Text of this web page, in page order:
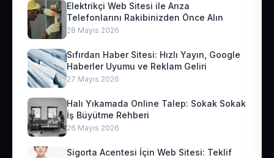
Elektrikçi Web Sitesi ile Arıza
Telefonlarını Rakibinizden Önce Alın
28 Mayıs 2026
Sıfırdan Haber Sitesi: Hızlı Yayın, Google
Haberler Uyumu ve Reklam Geliri
27 Mayıs 2026
Halı Yıkamada Online Talep: Sokak Sokak
İş Büyütme Rehberi
26 Mayıs 2026
Sigorta Acentesi İçin Web Sitesi: Teklif